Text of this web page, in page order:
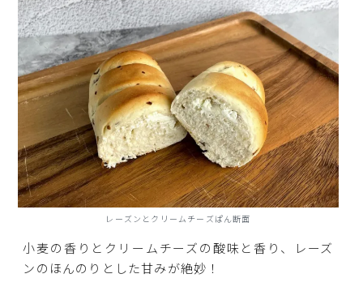
レーズンとクリームチーズぱん断面
小麦の香りとクリームチーズの酸味と香り、レーズ
ンのほんのりとした甘みが絶妙！